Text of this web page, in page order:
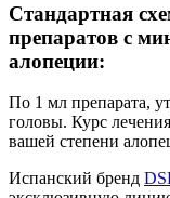
Стандартная
препаратов с
алопеции:
По 1 мл препарата,
головы. Курс
вашей степени
Испанский бренд